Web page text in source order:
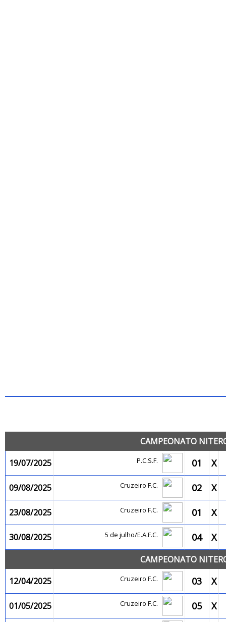
CAMPEONATO
19/07/2025
P.C.S.F. 01 X
09/08/2025 Cruzeiro F.C. 02 X
23/08/2025 Cruzeiro F.C. 01 X
30/08/2025 5 de julho/E.A.F.C. 04 X
CAMPEONATO
12/04/2025
Cruzeiro F.C. 03 X
01/05/2025 Cruzeiro F.C. 05 X